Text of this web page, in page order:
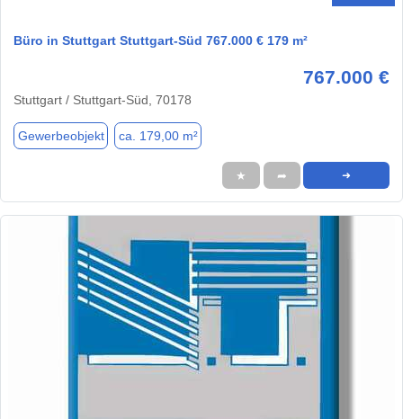
Büro in Stuttgart Stuttgart-Süd 767.000 € 179 m²
767.000 €
Stuttgart / Stuttgart-Süd, 70178
Gewerbeobjekt ca. 179,00 m²
★ ➦ ➜